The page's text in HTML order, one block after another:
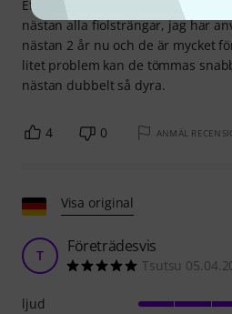
Eftersom jag är en professionell
nästan alla fiolsträngar, jag har
nästan 2 år nu och de är mycket
litet problem kan de tömmas
nästan dubbelt så dyra.
4 0 ANMÄL
Visa original
T Företrädesvis
Tsutsu
ljud